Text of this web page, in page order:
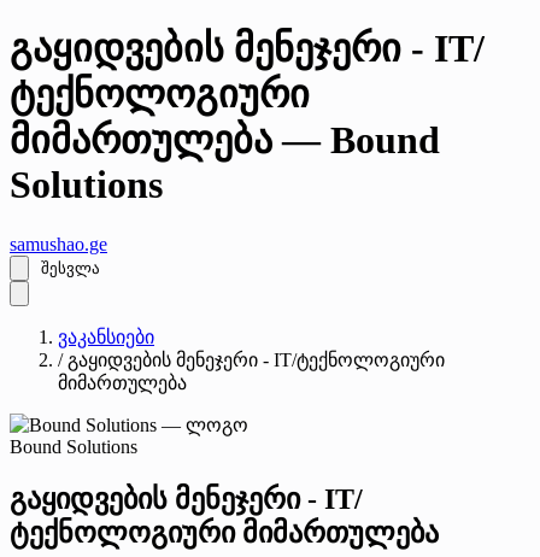
გაყიდვების მენეჯერი - IT/
ტექნოლოგიური
მიმართულება — Bound
Solutions
samushao.ge
შესვლა
ვაკანსიები
/ გაყიდვების მენეჯერი - IT/ტექნოლოგიური
მიმართულება
Bound Solutions
გაყიდვების მენეჯერი - IT/
ტექნოლოგიური მიმართულება